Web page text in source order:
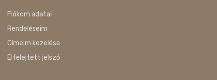
Fiókom adatai
Rendeléseim
Címeim kezelése
Elfelejtett jelszó